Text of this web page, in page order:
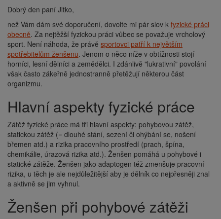
Dobrý den paní Jitko,
než Vám dám své doporučení, dovolte mi pár slov k fyzické práci
obecně. Za nejtěžší fyzickou práci vůbec se považuje vrcholový
sport. Není náhoda, že právě sportovci patří k největším
spotřebitelům ženšenu. Jenom o něco níže v obtížnosti stojí
horníci, lesní dělníci a zemědělci. I zdánlivě "lukrativní" povolání
však často zákeřně jednostranně přetěžují některou část
organizmu.
Hlavní aspekty fyzické práce
Zátěž fyzické práce má tři hlavní aspekty: pohybovou zátěž,
statickou zátěž (= dlouhé stání, sezení či ohýbání se, nošení
břemen atd.) a rizika pracovního prostředí (prach, špína,
chemikálie, úrazová rizika atd.). Ženšen pomáhá u pohybové i
statické zátěže. Ženšen jako adaptogen též zmenšuje pracovní
rizika, u těch je ale nejdůležitější aby je dělník co nejpřesněji znal
a aktivně se jim vyhnul.
Ženšen při pohybové zátěži